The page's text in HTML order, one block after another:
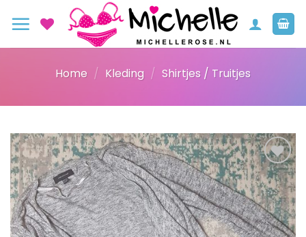
naar
Home / Kleding / Shirtjes / Truitjes